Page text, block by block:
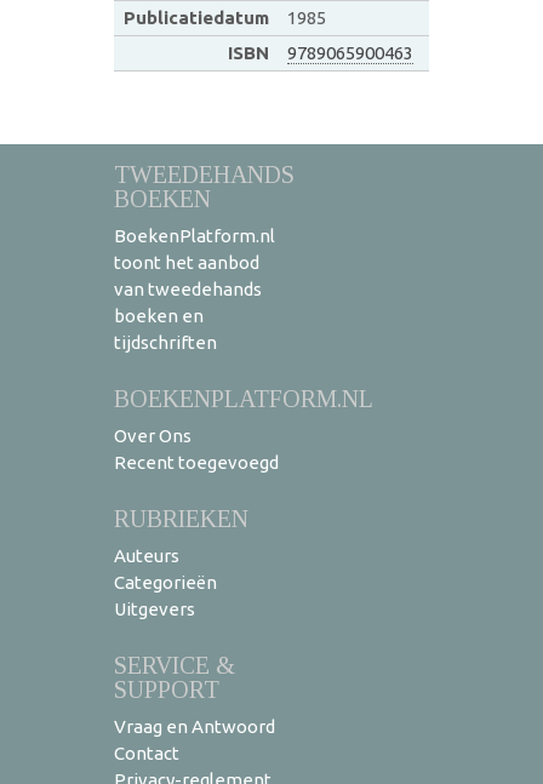
Publicatiedatum
1985
ISBN
9789065900463
TWEEDEHANDS
BOEKEN
BoekenPlatform.nl
toont het aanbod
van tweedehands
boeken en
tijdschriften
BOEKENPLATFORM.NL
Over Ons
Recent toegevoegd
RUBRIEKEN
Auteurs
Categorieën
Uitgevers
SERVICE &
SUPPORT
Vraag en Antwoord
Contact
Privacy-reglement